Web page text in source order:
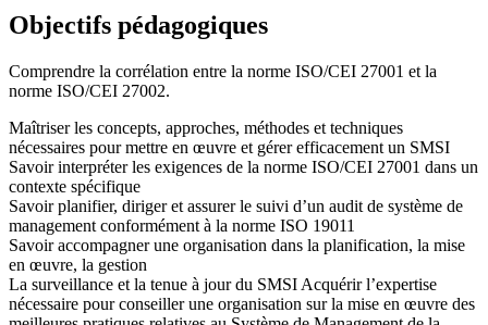
Objectifs pédagogiques
Comprendre la corrélation entre la norme ISO/CEI 27001 et la
norme ISO/CEI 27002.
Maîtriser les concepts, approches, méthodes et techniques
nécessaires pour mettre en œuvre et gérer efficacement un SMSI
Savoir interpréter les exigences de la norme ISO/CEI 27001 dans un
contexte spécifique
Savoir planifier, diriger et assurer le suivi d’un audit de système de
management conformément à la norme ISO 19011
Savoir accompagner une organisation dans la planification, la mise
en œuvre, la gestion
La surveillance et la tenue à jour du SMSI Acquérir l’expertise
nécessaire pour conseiller une organisation sur la mise en œuvre des